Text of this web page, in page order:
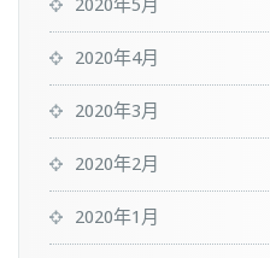
2020年5月
2020年4月
2020年3月
2020年2月
2020年1月